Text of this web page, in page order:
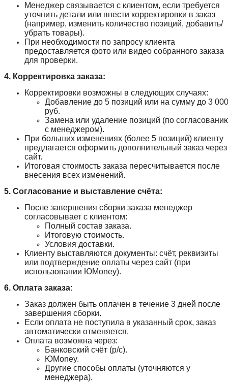
Менеджер связывается с клиентом, если требуется
уточнить детали или внести корректировки в заказ
(например, изменить количество позиций, добавить/
убрать товары).
При необходимости по запросу клиента
предоставляется фото или видео собранного заказа
для проверки.
4. Корректировка заказа:
Корректировки возможны в следующих случаях:
Добавление до 5 позиций или на сумму до 3 000
руб.
Замена или удаление позиций (по
с менеджером).
При больших изменениях (более 5 позиций) клиенту
предлагается оформить дополнительный заказ через
сайт.
Итоговая стоимость заказа пересчитывается после
внесения всех изменений.
5. Согласование и выставление счёта:
После завершения сборки заказа менеджер
согласовывает с клиентом:
Полный состав заказа.
Итоговую стоимость.
Условия доставки.
Клиенту выставляются документы: счёт, реквизиты
или подтверждение оплаты через сайт (при
использовании ЮMoney).
6. Оплата заказа:
Заказ должен быть оплачен в течение 3 дней после
завершения сборки.
Если оплата не поступила в указанный срок, заказ
автоматически отменяется.
Оплата возможна через:
Банковский счёт (р/с).
ЮMoney.
Другие способы оплаты (уточняются у
менеджера).